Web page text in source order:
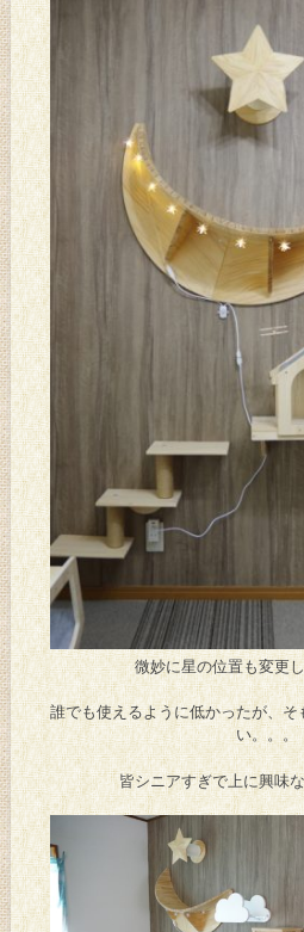
微妙に星の位置も変更
誰でも使えるように低かったが、
い。。。
皆シニアすぎで上に興味